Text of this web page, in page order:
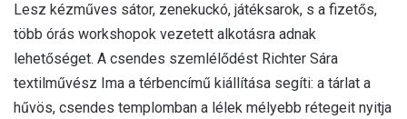
Lesz kézműves sátor, zenekuckó, játéksarok, s a fizetős,
több órás workshopok vezetett alkotásra adnak
lehetőséget. A csendes szemlélődést Richter Sára
textilművész Ima a térbencímű kiállítása segíti: a tárlat a
hűvös, csendes templomban a lélek mélyebb rétegeit nyitja